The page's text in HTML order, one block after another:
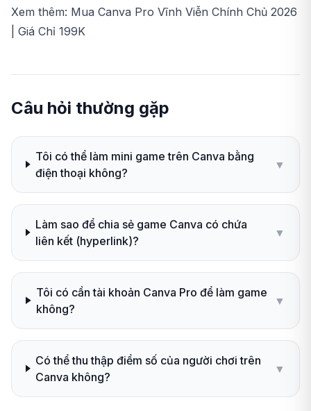
Xem thêm: Mua Canva Pro Vĩnh Viễn Chính Chủ 2026
| Giá Chỉ 199K
Câu hỏi thường gặp
Tôi có thể làm mini game trên Canva bằng
điện thoại không?
▼
Làm sao để chia sẻ game Canva có chứa
liên kết (hyperlink)?
▼
Tôi có cần tài khoản Canva Pro để làm game
không?
▼
Có thể thu thập điểm số của người chơi trên
Canva không?
▼